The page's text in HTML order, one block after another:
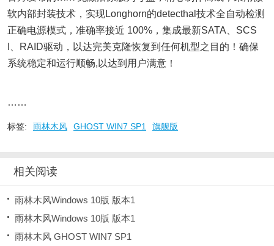
软内部封装技术，实现Longhorn的detecthal技术全自动检测
正确电源模式，准确率接近 100%，集成最新SATA、SCS
I、RAID驱动，以达完美克隆恢复到任何机型之目的！确保
系统稳定和运行顺畅,以达到用户满意！
……
标签: 雨林木风 GHOST WIN7 SP1 旗舰版
相关阅读
雨林木风Windows 10版 版本1
雨林木风Windows 10版 版本1
雨林木风 GHOST WIN7 SP1